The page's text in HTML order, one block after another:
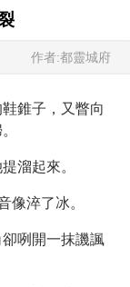
作者:都靈城府
錐子，又瞥向
溜起來。
像淬了冰。
咧開一抹譏諷